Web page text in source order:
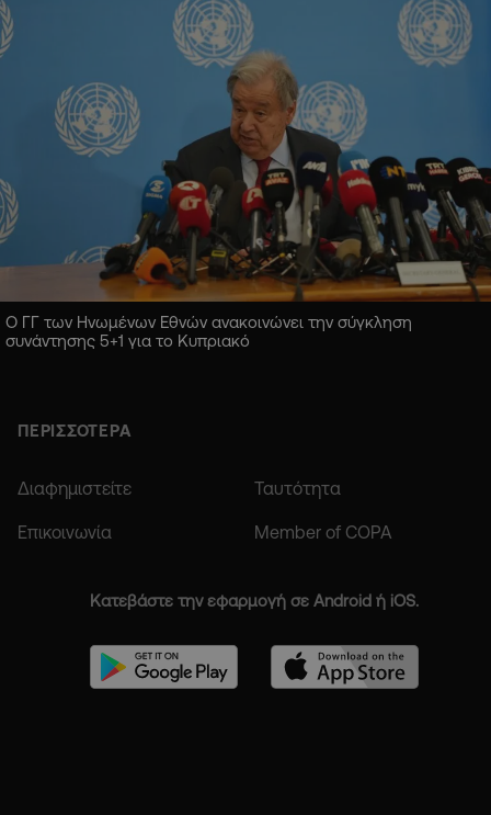
Ο ΓΓ των Ηνωμένων Εθνών ανακοινώνει την σύγκληση
συνάντησης 5+1 για το Κυπριακό
ΠΕΡΙΣΣΟΤΕΡΑ
Διαφημιστείτε Ταυτότητα
Επικοινωνία Member of COPA
Κατεβάστε την εφαρμογή σε Android ή iOS.